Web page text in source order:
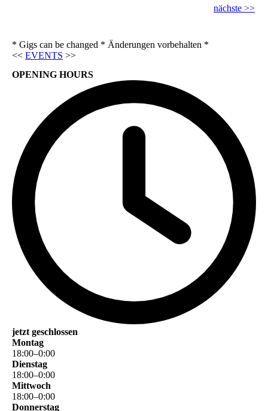
nächste >>
* Gigs can be changed * Änderungen vorbehalten *
<< EVENTS >>
OPENING HOURS
jetzt geschlossen
Montag
18:00–0:00
Dienstag
18:00–0:00
Mittwoch
18:00–0:00
Donnerstag